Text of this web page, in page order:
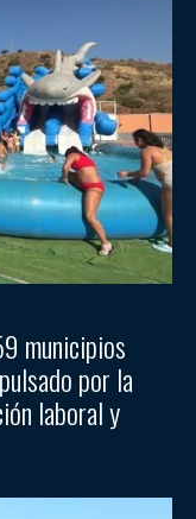
municipios
por la
laboral y